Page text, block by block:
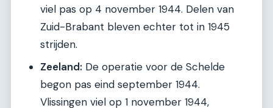
viel pas op 4 november 1944. Delen van
Zuid-Brabant bleven echter tot in 1945
strijden.
Zeeland: De operatie voor de Schelde
begon pas eind september 1944.
Vlissingen viel op 1 november 1944,